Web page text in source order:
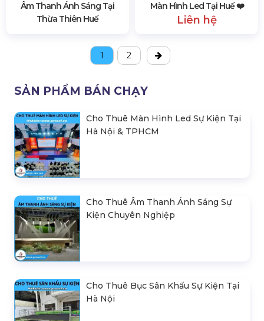
Âm Thanh Ánh Sáng Tại
Thừa Thiên Huế
Màn Hình Led Tại Huế ❤️️
Liên hệ
1 2
SẢN PHẨM BÁN CHẠY
Cho Thuê Màn Hình Led Sự Kiện Tại
Hà Nội & TPHCM
Cho Thuê Âm Thanh Ánh Sáng Sự
Kiện Chuyên Nghiệp
Cho Thuê Bục Sân Khấu Sự Kiện Tại
Hà Nội